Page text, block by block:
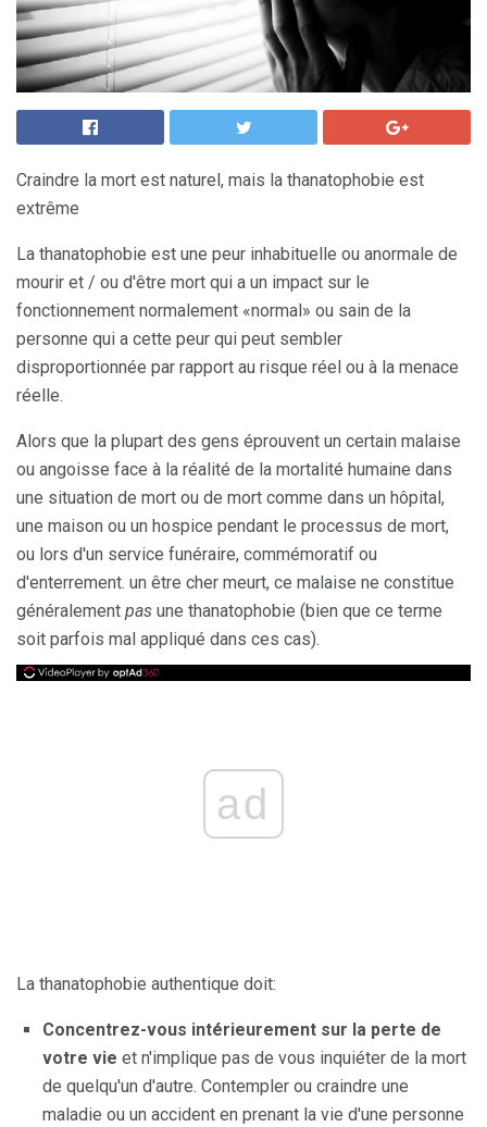
Craindre la mort est naturel, mais la thanatophobie est
extrême
La thanatophobie est une peur inhabituelle ou anormale de
mourir et / ou d'être mort qui a un impact sur le
fonctionnement normalement «normal» ou sain de la
personne qui a cette peur qui peut sembler
disproportionnée par rapport au risque réel ou à la menace
réelle.
Alors que la plupart des gens éprouvent un certain malaise
ou angoisse face à la réalité de la mortalité humaine dans
une situation de mort ou de mort comme dans un hôpital,
une maison ou un hospice pendant le processus de mort,
ou lors d'un service funéraire, commémoratif ou
d'enterrement. un être cher meurt, ce malaise ne constitue
généralement pas une thanatophobie (bien que ce terme
soit parfois mal appliqué dans ces cas).
ad
La thanatophobie authentique doit:
Concentrez-vous intérieurement sur la perte de
votre vie et n'implique pas de vous inquiéter de la mort
de quelqu'un d'autre. Contempler ou craindre une
maladie ou un accident en prenant la vie d'une personne